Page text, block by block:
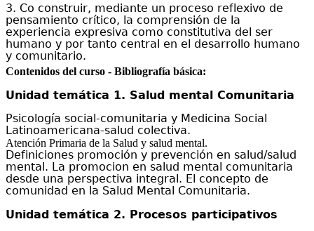
3. Co construir, mediante un proceso reflexivo de
pensamiento crítico, la comprensión de la
experiencia expresiva como constitutiva del ser
humano y por tanto central en el desarrollo humano
y comunitario.
Contenidos del curso - Bibliografía básica:
Unidad temática 1. Salud mental Comunitaria
Psicología social-comunitaria y Medicina Social
Latinoamericana-salud colectiva.
Atención Primaria de la Salud y salud mental.
Definiciones promoción y prevención en salud/salud
mental. La promocion en salud mental comunitaria
desde una perspectiva integral. El concepto de
comunidad en la Salud Mental Comunitaria.
Unidad temática 2. Procesos participativos